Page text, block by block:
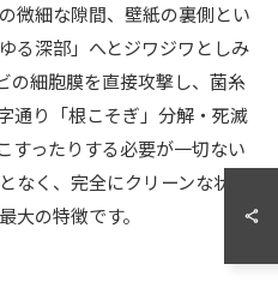
微細な隙間、壁紙の裏側とい
る深部」へとジワジワとしみ
の細胞膜を直接攻撃し、菌糸
通り「根こそぎ」分解・死滅
すったりする必要が一切ない
なく、完全にクリーンな状態
大の特徴です。